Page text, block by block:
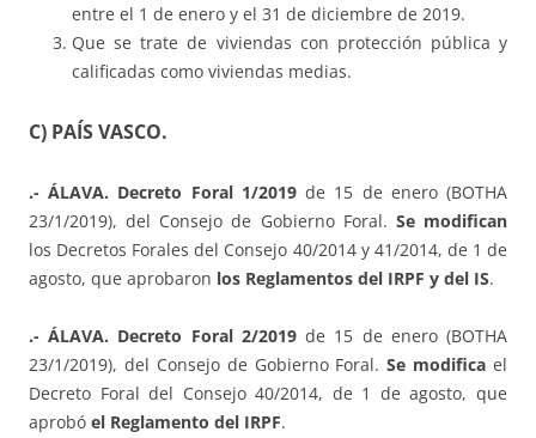
entre el 1 de enero y el 31 de diciembre de 2019.
Que se trate de viviendas con protección pública y
calificadas como viviendas medias.
C) PAÍS VASCO.
.- ÁLAVA. Decreto Foral 1/2019de 15 de enero (BOTHA
23/1/2019), del Consejo de Gobierno Foral. Se modifican
los Decretos Forales del Consejo 40/2014 y 41/2014, de 1 de
agosto, que aprobaron los Reglamentos del IRPF y del IS.
.- ÁLAVA. Decreto Foral 2/2019de 15 de enero (BOTHA
23/1/2019), del Consejo de Gobierno Foral.Se modifica el
Decreto Foral del Consejo 40/2014, de 1 de agosto, que
aprobó el Reglamento del IRPF.